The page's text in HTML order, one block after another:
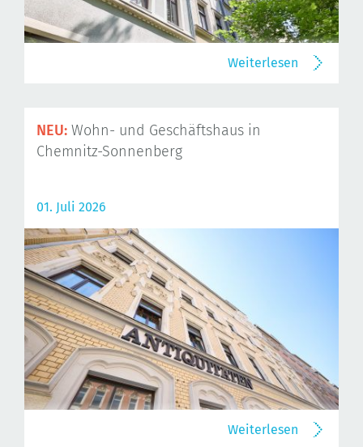
Weiterlesen
NEU: Wohn- und Geschäftshaus in
Chemnitz-Sonnenberg
01. Juli 2026
Weiterlesen